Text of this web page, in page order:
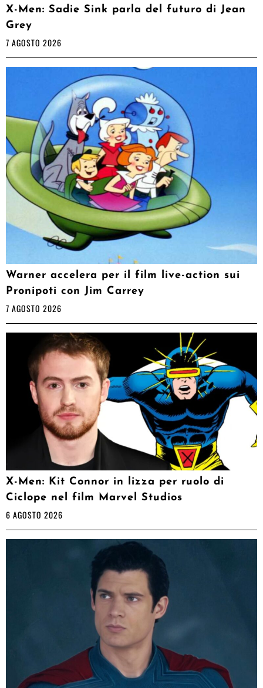
X-Men: Sadie Sink parla del futuro di Jean
Grey
7 AGOSTO 2026
Warner accelera per il film live-action sui
Pronipoti con Jim Carrey
7 AGOSTO 2026
X-Men: Kit Connor in lizza per ruolo di
Ciclope nel film Marvel Studios
6 AGOSTO 2026